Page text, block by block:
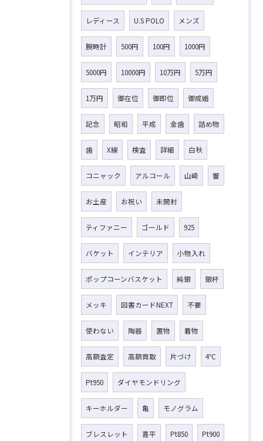
レディース U.S POLO メンズ
腕時計 500円 100円 1000円
5000円 10000円 10万円 5万円
1万円 御在位 御即位 御成婚
記念 昭和 平成 金歯 詰め物
歯 X線 検査 詳細 白秋
コニャック アルコール 山崎 響
お土産 お祝い 未開封
ティファニー ゴールド 925
バケット インテリア 小物入れ
ポップコーンバスケット 純銀 銀杯
メッキ 図書カードNEXT 不要
使わない 陶器 置物 着物
高額査定 高額買取 片づけ 4℃
Pt950 ダイヤモンドリング
キーホルダー 亀 モノグラム
ブレスレット 喜平 Pt850 Pt900